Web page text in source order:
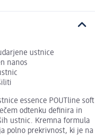
ustnice
nanos
essence POUTline soft
odtenku definira in
ustnic. Kremna formula
polno prekrivnost, ki je na